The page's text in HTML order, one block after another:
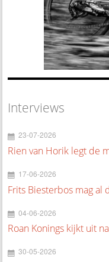
Interviews
23-07-2026
Rien van Horik legt de
17-06-2026
Frits Biesterbos mag al
04-06-2026
Roan Konings kijkt uit
30-05-2026